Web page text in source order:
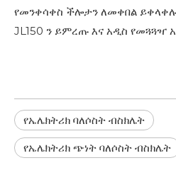
የመንቀሳቀስ ችሎታን ለመቀበል
JL150 ን ​​ይምረጡ እና አዲስ
የኤሌክትሪክ ባለሶስት ብስክሌት
የኤሌክትሪክ ጭነት ባለሶስት ብስክሌት